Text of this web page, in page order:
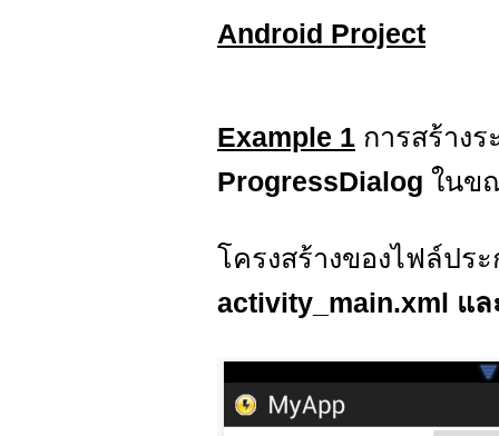
Android Project
Example 1 การสร้าง
ProgressDialog ในข
โครงสร้างของไฟล์ปร
activity_main.xml แ